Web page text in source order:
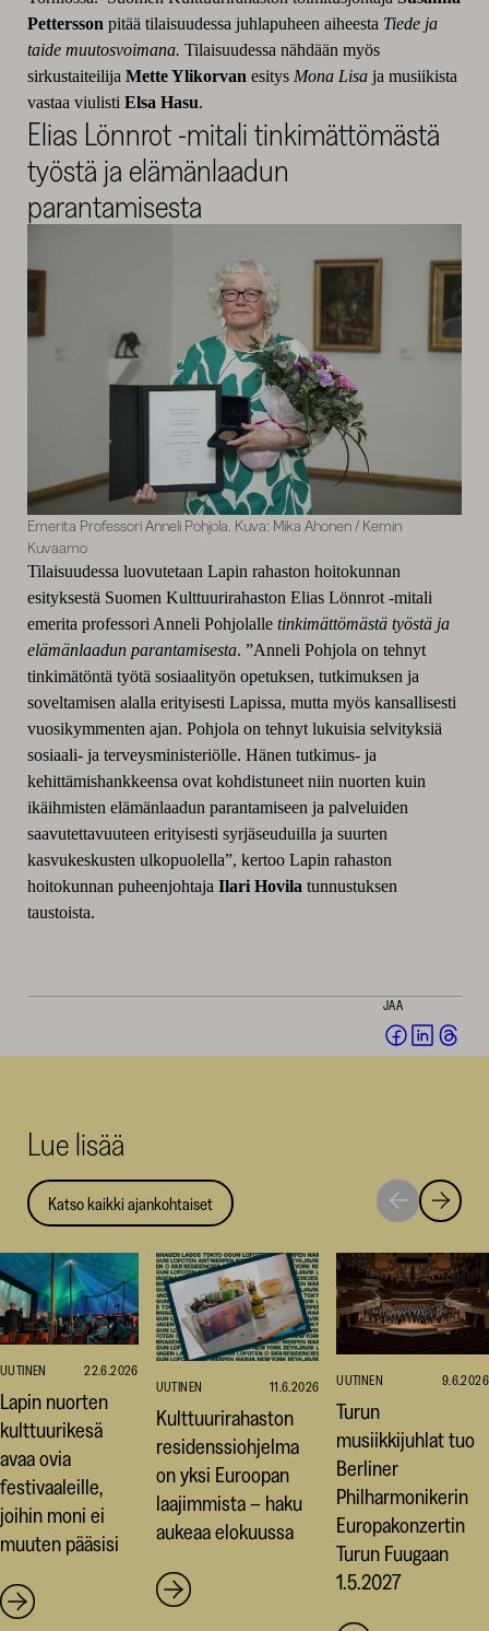
Pettersson pitää tilaisuudessa juhlapuheen aiheesta Tiede ja
taide muutosvoimana. Tilaisuudessa nähdään myös
sirkustaiteilija Mette Ylikorvan esitys Mona Lisaja musiikista
vastaa viulisti Elsa Hasu.
Elias Lönnrot -mitali tinkimättömästä
työstä ja elämänlaadun
parantamisesta
Emerita Professori Anneli Pohjola. Kuva: Mika Ahonen / Kemin
Kuvaamo
Tilaisuudessa luovutetaan Lapin rahaston hoitokunnan
esityksestä Suomen Kulttuurirahaston Elias Lönnrot -mitali
emerita professori Anneli Pohjolalle tinkimättömästä työstä ja
elämänlaadun parantamisesta. ”Anneli Pohjola on tehnyt
tinkimätöntä työtä sosiaalityön opetuksen, tutkimuksen ja
soveltamisen alalla erityisesti Lapissa, mutta myös kansallisesti
vuosikymmenten ajan. Pohjola on tehnyt lukuisia selvityksiä
sosiaali- ja terveysministeriölle. Hänen tutkimus- ja
kehittämishankkeensa ovat kohdistuneet niin nuorten kuin
ikäihmisten elämänlaadun parantamiseen ja palveluiden
saavutettavuuteen erityisesti syrjäseuduilla ja suurten
kasvukeskusten ulkopuolella”, kertoo Lapin rahaston
hoitokunnan puheenjohtaja Ilari Hovila tunnustuksen
taustoista.
JAA
Jaa Jaa
Lue lisää
Katso kaikki ajankohtaiset
Siirry
seuraavaan
Siirry
UUTINEN 22.6.2026
Lapin nuorten
kulttuurikesä
avaa ovia
festivaaleille,
joihin moni ei
muuten pääsisi
UUTINEN 11.6.2026
Kulttuurirahaston
residenssiohjelma
on yksi Euroopan
laajimmista – haku
aukeaa elokuussa
UUTINEN 9.6.2026
Turun
musiikkijuhlat tuo
Berliner
Philharmonikerin
Europakonzertin
Turun Fuugaan
1.5.2027